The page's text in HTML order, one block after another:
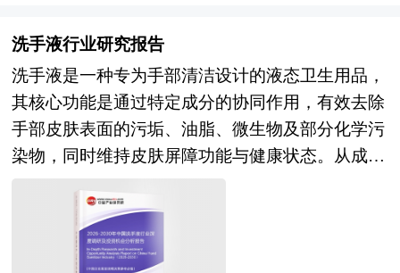
如何面对行业的发展挑战、行业的发展建议、行业
竞争力，以及行业的投资分析和趋势预测等等。报
告还综合了母婴用品行业的整体发展动态，对行业
在产品方面提供了参考建议和具体解决办法。报告
对于母婴用品产品生产企业、经销商、行业管理部
值，对于研究我国母婴用品行业发展规律、提高企
业的运营效率、促进企业的发展壮大有学术和实践
的双重意义。
当地实际条件提取编制规划所需遵循的一些约束性
指标。区域产业发展规划的编制必须科学严谨，形
式大于实质是产业规划编制的通病，而更多利用翔
实的数据和图表说话是高质量产业发展规划的一个
重要标志。中研普华凭借丰富的数据来源渠道，以
用数据图表支撑自身观点。区域产业发展规划必须
要具有较强的可操作性，这就要求规划必须要落脚
到产业发展目录上。中研普华拥有多年的产业研究
体，彩妆不仅满足个体对美的追求与自我表达的需
现，其产业属性兼具快消品的规模经济性与时尚奢
侈品的精神价值性的双重特质。 在市场竞争日益
激烈、新产品层出不穷的今天，要开发一个新品并
能迅速在市场上推广其难度是可想而知的。只有经
过科学的市场分析、消费者分析、竞争对手的分
析，做到有的放矢，才能使企业开发的新产品立于
不败之地。企业在新产品入市前需要对相关产品的
洗手液行业研究报告
洗手液是一种专为手部清洁设计的液态卫生用品，
其核心功能是通过特定成分的协同作用，有效去除
手部皮肤表面的污垢、油脂、微生物及部分化学污
染物，同时维持皮肤屏障功能与健康状态。从成分
（如阴离子型、非离子型或两性离子型）作为清洁
主力，通过降低水的表面张力使污垢脱离皮肤；部
分产品添加抗菌剂（如三氯生、苯扎氯铵或天然植